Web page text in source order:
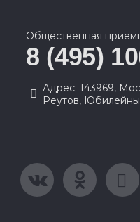
Общественная
8 (495)
Адрес: 143969,
Реутов,